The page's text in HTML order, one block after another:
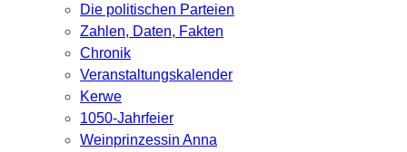
Die politischen Parteien
Zahlen, Daten, Fakten
Chronik
Veranstaltungskalender
Kerwe
1050-Jahrfeier
Weinprinzessin Anna